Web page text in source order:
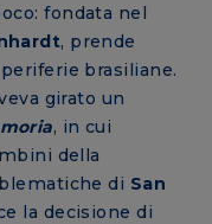
fondata nel
, prende
brasiliane.
girato un
, in cui
della
di San
la decisione di